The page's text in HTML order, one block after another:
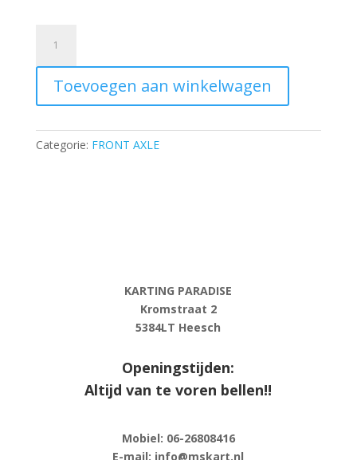
D
L
mm
Toevoegen aan winkelwagen
Categorie: FRONT AXLE
KARTING PARADISE
Kromstraat 2
5384LT Heesch
Openingstijden:
Altijd van te voren bellen!!
Mobiel: 06-26808416
E-mail: info@mskart.nl